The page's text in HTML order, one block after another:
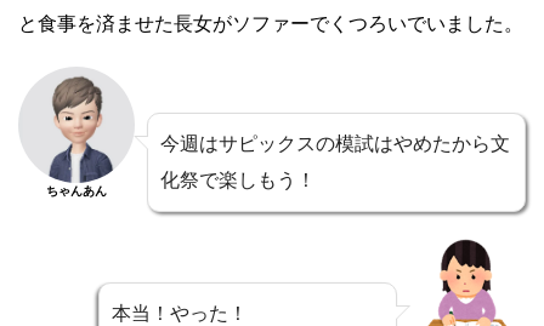
と食事を済ませた長女がソファーでくつろいでいました。
ちゃんあん
今週はサピックスの模試はやめたから文
化祭で楽しもう！
本当！やった！